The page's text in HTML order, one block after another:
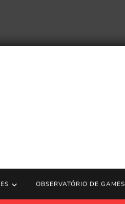
OBSERVATÓRIO DE GAMES